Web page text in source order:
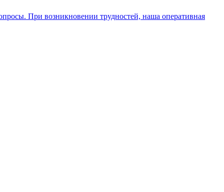
При возникновении трудностей, наша оперативная